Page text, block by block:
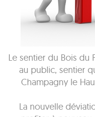
Le sentier du Bois du
au public, sentier
Champagny le
La nouvelle